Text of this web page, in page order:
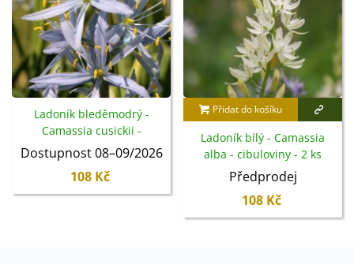
Ladoník bleděmodrý -
Camassia cusickii -
cibuloviny - 2 ks
Dostupnost 08–09/2026
108 Kč
Přidat do košíku
Ladoník bílý - Camassia
alba - cibuloviny - 2 ks
Předprodej
108 Kč